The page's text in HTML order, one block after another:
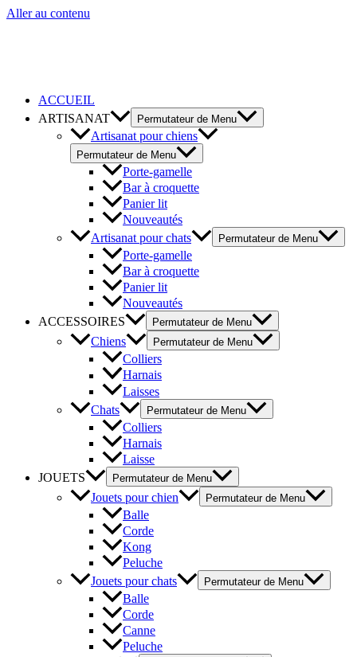
Aller au contenu
ACCUEIL
ARTISANAT
Permutateur de Menu
Artisanat pour chiens
Permutateur de Menu
Porte-gamelle
Bar à croquette
Panier lit
Nouveautés
Artisanat pour chats
Permutateur de Menu
Porte-gamelle
Bar à croquette
Panier lit
Nouveautés
ACCESSOIRES
Permutateur de Menu
Chiens Permutateur de Menu
Colliers
Harnais
Laisses
Chats
Permutateur de Menu
Colliers
Harnais
Laisse
JOUETS
Permutateur de Menu
Jouets pour chien Permutateur de Menu
Balle
Corde
Kong
Peluche
Jouets pour chats
Permutateur de Menu
Balle
Corde
Canne
Peluche